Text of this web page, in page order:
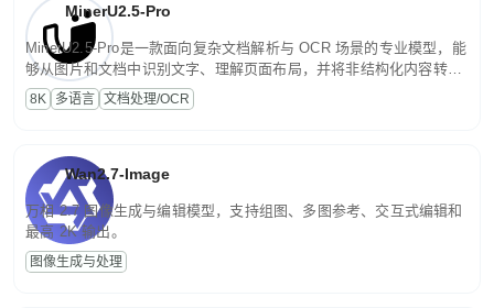
MinerU2.5-Pro
MinerU2.5-Pro是一款面向复杂文档解析与 OCR 场景的专业模型，能
够从图片和文档中识别文字、理解页面布局，并将非结构化内容转换
为便于存储、检索和二次处理的结构化结果。
8K 多语言 文档处理/OCR
Wan2.7-Image
万相 2.7 图像生成与编辑模型，支持组图、多图参考、交互式编辑和
最高 2K 输出。
图像生成与处理